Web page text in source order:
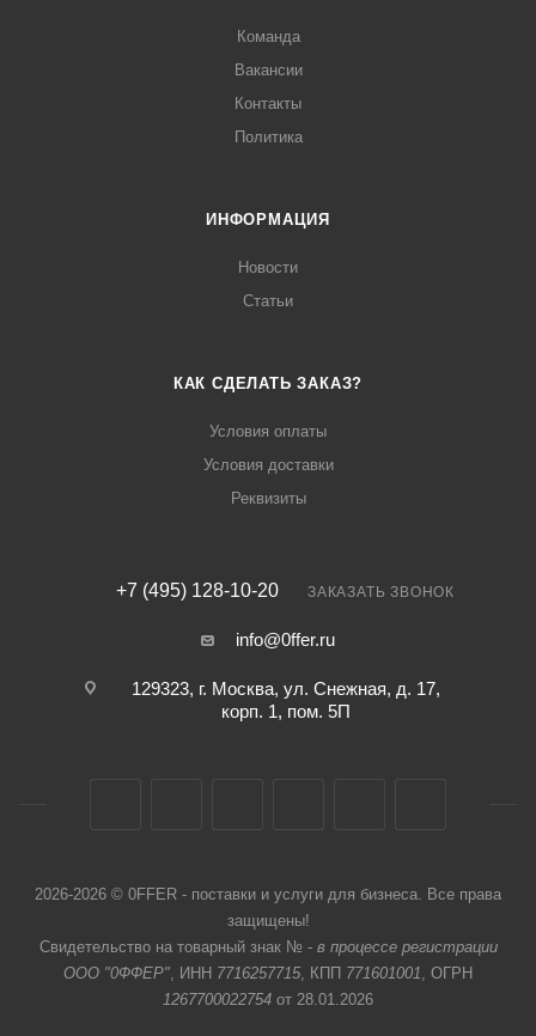
Команда
Вакансии
Контакты
Политика
ИНФОРМАЦИЯ
Новости
Статьи
КАК СДЕЛАТЬ ЗАКАЗ?
Условия оплаты
Условия доставки
Реквизиты
+7 (495) 128-10-20 ЗАКАЗАТЬ ЗВОНОК
info@0ffer.ru
129323, г. Москва, ул. Снежная, д. 17,
корп. 1, пом. 5П
2026-2026 © 0FFER - поставки и услуги для бизнеса. Все права
защищены!
Свидетельство на товарный знак № - в процессе регистрации
ООО "0ФФЕР", ИНН 7716257715, КПП 771601001, ОГРН
1267700022754 от 28.01.2026